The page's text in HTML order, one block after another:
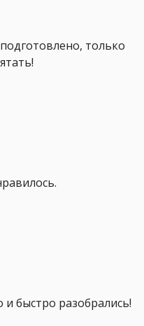
только
и быстро разобрались!